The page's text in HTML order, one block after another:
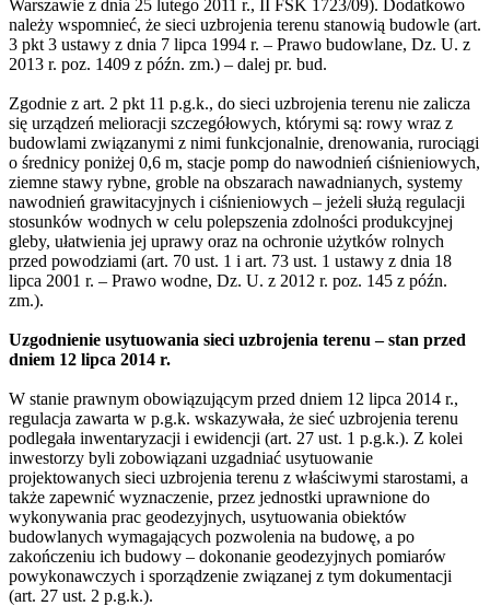
Warszawie z dnia 25 lutego 2011 r., II FSK 1723/09). Dodatkowo
należy wspomnieć, że sieci uzbrojenia terenu stanowią budowle (art.
3 pkt 3 ustawy z dnia 7 lipca 1994 r. – Prawo budowlane, Dz. U. z
2013 r. poz. 1409 z późn. zm.) – dalej pr. bud.
Zgodnie z art. 2 pkt 11 p.g.k., do sieci uzbrojenia terenu nie zalicza
się urządzeń melioracji szczegółowych, którymi są: rowy wraz z
budowlami związanymi z nimi funkcjonalnie, drenowania, rurociągi
o średnicy poniżej 0,6 m, stacje pomp do nawodnień ciśnieniowych,
ziemne stawy rybne, groble na obszarach nawadnianych, systemy
nawodnień grawitacyjnych i ciśnieniowych – jeżeli służą regulacji
stosunków wodnych w celu polepszenia zdolności produkcyjnej
gleby, ułatwienia jej uprawy oraz na ochronie użytków rolnych
przed powodziami (art. 70 ust. 1 i art. 73 ust. 1 ustawy z dnia 18
lipca 2001 r. – Prawo wodne, Dz. U. z 2012 r. poz. 145 z późn.
zm.).
Uzgodnienie usytuowania sieci uzbrojenia terenu – stan przed
dniem 12 lipca 2014 r.
W stanie prawnym obowiązującym przed dniem 12 lipca 2014 r.,
regulacja zawarta w p.g.k. wskazywała, że sieć uzbrojenia terenu
podlegała inwentaryzacji i ewidencji (art. 27 ust. 1 p.g.k.). Z kolei
inwestorzy byli zobowiązani uzgadniać usytuowanie
projektowanych sieci uzbrojenia terenu z właściwymi starostami, a
także zapewnić wyznaczenie, przez jednostki uprawnione do
wykonywania prac geodezyjnych, usytuowania obiektów
budowlanych wymagających pozwolenia na budowę, a po
zakończeniu ich budowy – dokonanie geodezyjnych pomiarów
powykonawczych i sporządzenie związanej z tym dokumentacji
(art. 27 ust. 2 p.g.k.).